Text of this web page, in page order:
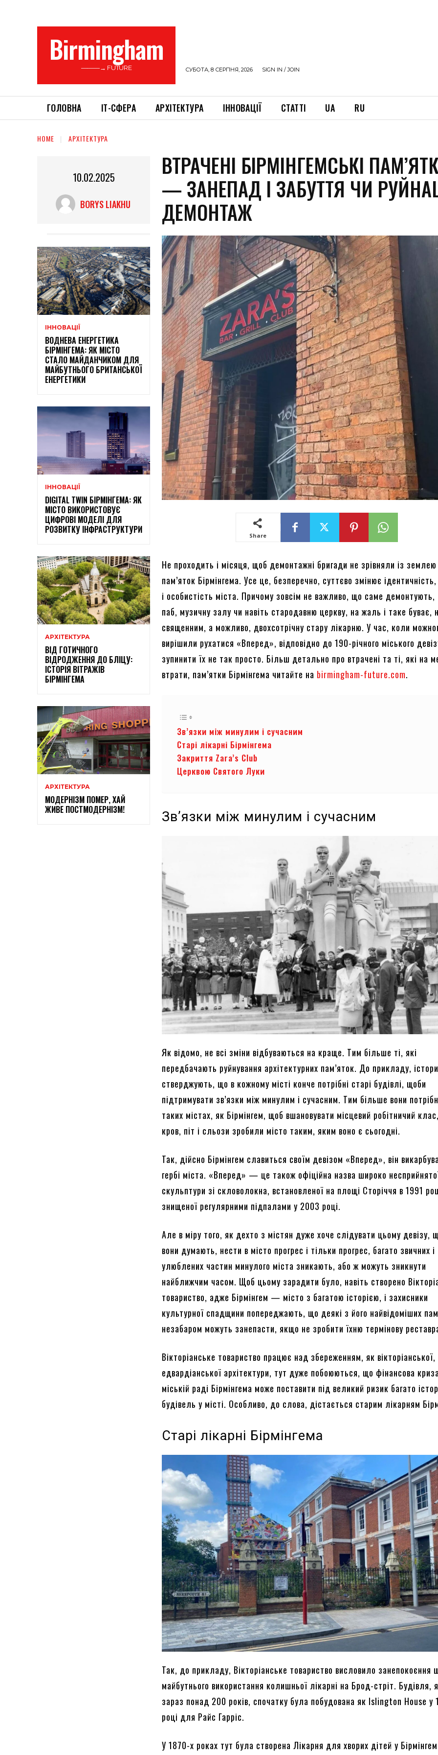
Birmingham
———→ FUTURE СУБОТА, 8 СЕРПНЯ, 2026 SIGN IN / JOIN
ГОЛОВНА ІТ-СФЕРА АРХІТЕКТУРА ІННОВАЦІЇ СТАТТІ UA RU
HOME АРХІТЕКТУРА
10.02.2025
BORYS LIAKHU
ІННОВАЦІЇ
ВОДНЕВА ЕНЕРГЕТИКА
БІРМІНГЕМА: ЯК МІСТО
СТАЛО МАЙДАНЧИКОМ ДЛЯ
МАЙБУТНЬОГО БРИТАНСЬКОЇ
ЕНЕРГЕТИКИ
ІННОВАЦІЇ
DIGITAL TWIN БІРМІНГЕМА: ЯК
МІСТО ВИКОРИСТОВУЄ
ЦИФРОВІ МОДЕЛІ ДЛЯ
РОЗВИТКУ ІНФРАСТРУКТУРИ
АРХІТЕКТУРА
ВІД ГОТИЧНОГО
ВІДРОДЖЕННЯ ДО БЛІЦУ:
ІСТОРІЯ ВІТРАЖІВ
БІРМІНГЕМА
АРХІТЕКТУРА
МОДЕРНІЗМ ПОМЕР, ХАЙ
ЖИВЕ ПОСТМОДЕРНІЗМ!
ВТРАЧЕНІ БІРМІНГЕМСЬКІ
— ЗАНЕПАД І ЗАБУТТЯ ЧИ
ДЕМОНТАЖ
Share
Не проходить і місяця, щоб демонтажні бригади не зрівняли із землею
пам’яток Бірмінгема. Усе це, безперечно, суттєво змінює
і особистість міста. Причому зовсім не важливо, що саме демонтують,
паб, музичну залу чи навіть стародавню церкву, на жаль і таке буває,
священним, а можливо, двохсотрічну стару лікарню. У час, коли
вирішили рухатися «Вперед», відповідно до 190-річного міського
зупинити їх не так просто. Більш детально про втрачені та ті, які на
втрати, пам’ятки Бірмінгема читайте на birmingham-future.com.
Зв’язки між минулим і сучасним
Старі лікарні Бірмінгема
Закриття Zara’s Club
Церквою Святого Луки
Зв’язки між минулим і сучасним
Як відомо, не всі зміни відбуваються на краще. Тим більше ті, які
передбачають руйнування архітектурних пам’яток. До прикладу,
стверджують, що в кожному місті конче потрібні старі будівлі, щоби
підтримувати зв’язки між минулим і сучасним. Тим більше вони
таких містах, як Бірмінгем, щоб вшановувати місцевий робітничий
кров, піт і сльози зробили місто таким, яким воно є сьогодні.
Так, дійсно Бірмінгем славиться своїм девізом «Вперед», він
гербі міста. «Вперед» — це також офіційна назва широко
скульптури зі скловолокна, встановленої на площі Сторіччя в 1991
знищеної регулярними підпалами у 2003 році.
Але в міру того, як дехто з містян дуже хоче слідувати цьому девізу,
вони думають, нести в місто прогрес і тільки прогрес, багато звичних і
улюблених частин минулого міста зникають, або ж можуть зникнути
найближчим часом. Щоб цьому зарадити було, навіть створено
товариство, адже Бірмінгем — місто з багатою історією, і захисники
культурної спадщини попереджають, що деякі з його найвідоміших
незабаром можуть занепасти, якщо не зробити їхню термінову
Вікторіанське товариство працює над збереженням, як вікторіанської,
едвардіанської архітектури, тут дуже побоюються, що фінансова
міській раді Бірмінгема може поставити під великий ризик багато
будівель у місті. Особливо, до слова, дістається старим лікарням
Старі лікарні Бірмінгема
Так, до прикладу, Вікторіанське товариство висловило занепокоєння
майбутнього використання колишньої лікарні на Брод-стріт. Будівля,
зараз понад 200 років, спочатку була побудована як Islington House у
році для Райс Гарріс.
У 1870-х роках тут була створена Лікарня для хворих дітей у